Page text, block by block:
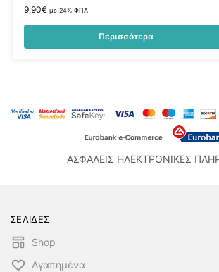
9,90€ με 24% ΦΠΑ
Περισσότερα
ΑΣΦΑΛΕΙΣ ΗΛΕΚΤΡΟΝΙΚΕΣ
ΣΕΛΙΔΕΣ
Shop
Αγαπημένα